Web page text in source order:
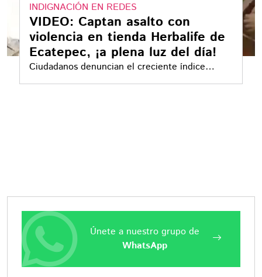
INDIGNACIÓN EN REDES
VIDEO: Captan asalto con
violencia en tienda Herbalife de
Ecatepec, ¡a plena luz del día!
Ciudadanos denuncian el creciente índice
delictivo en la zona y exigen a las autoridades
Únete a nuestro grupo de
WhatsApp